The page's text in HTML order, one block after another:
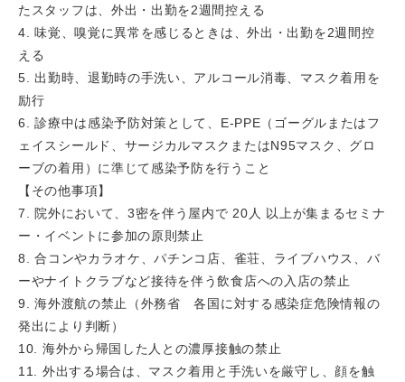
たスタッフは、外出・出勤を2週間控える
4. 味覚、嗅覚に異常を感じるときは、外出・出勤を2週間控
える
5. 出勤時、退勤時の手洗い、アルコール消毒、マスク着用を
励行
6. 診療中は感染予防対策として、E-PPE（ゴーグルまたはフ
ェイスシールド、サージカルマスクまたはN95マスク、グロ
ーブの着用）に準じて感染予防を行うこと
【その他事項】
7. 院外において、3密を伴う屋内で 20人 以上が集まるセミナ
ー・イベントに参加の原則禁止
8. 合コンやカラオケ、パチンコ店、雀荘、ライブハウス、バ
ーやナイトクラブなど接待を伴う飲食店への入店の禁止
9. 海外渡航の禁止（外務省 各国に対する感染症危険情報の
発出により判断）
10. 海外から帰国した人との濃厚接触の禁止
11. 外出する場合は、マスク着用と手洗いを厳守し、顔を触